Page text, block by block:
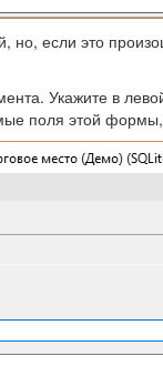
но, если это
Укажите в
поля этой